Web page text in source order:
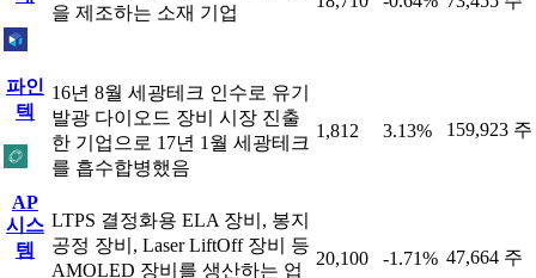
을 제조하는 소재 기업
파인
텍
16년 8월 세광테크 인수로 유기
발광 다이오드 장비 시장 진출
한 기업으로 17년 1월 세광테크
를 흡수합병했음
1,812 3.13% 159,923 주
AP
시스
템
LTPS 결정화용 ELA 장비, 봉지
공정 장비, Laser LiftOff 장비 등
AMOLED 장비를 생산하는 업
20,100 -1.71% 47,664 주